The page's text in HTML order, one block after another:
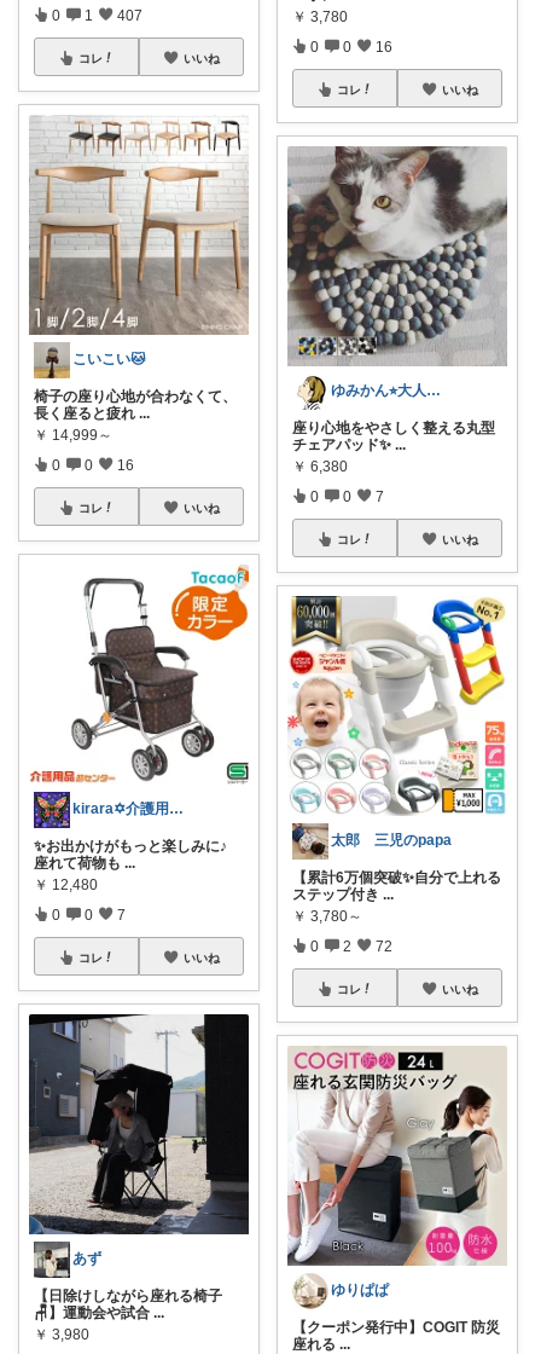
0 1 407
コレ いいね
こいこい🐱
椅子の座り心地が合わなくて、
長く座ると疲れ ...
￥ 14,999～
0 0 16
コレ いいね
kirara✡介護用品🌈
✨お出かけがもっと楽しみに♪
座れて荷物も ...
￥ 12,480
0 0 7
コレ いいね
あず
【日除けしながら座れる椅子
🪑】運動会や試合 ...
￥ 3,980
￥ 3,780
0 0 16
コレ いいね
ゆみかん⭐︎大人の暮らし研究室
座り心地をやさしく整える丸型
チェアパッド✨ ...
￥ 6,380
0 0 7
コレ いいね
太郎 三児のpapa
【累計6万個突破✨自分で上れる
ステップ付き ...
￥ 3,780～
0 2 72
コレ いいね
ゆりぱぱ
【クーポン発行中】COGIT 防災
座れる ...